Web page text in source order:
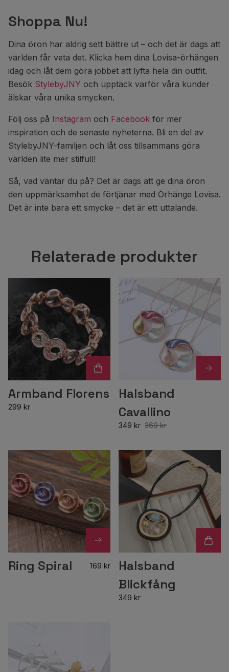
Shoppa Nu!
Dina öron har aldrig sett bättre ut – och det är dags att
världen får veta det. Klicka hem dina Lovisa-örhängen
idag och låt dem göra jobbet att lyfta hela din outfit.
Besök StylebyJNY och upptäck varför våra kunder
älskar våra unika smycken.
Följ oss på Instagram och Facebook för mer
inspiration och de senaste nyheterna. Bli en del av
StylebyJNY-familjen och låt oss tillsammans göra
världen lite mer stilfull!
Så, vad väntar du på? Det är dags att ge dina öron
den uppmärksamhet de förtjänar med Örhänge Lovisa.
Det är inte bara ett smycke – det är ett uttalande.
Relaterade produkter
Armband Florens
299 kr
Halsband
Cavallino
349 kr 369 kr
Ring Spiral 169 kr
Halsband
Blickfång
349 kr